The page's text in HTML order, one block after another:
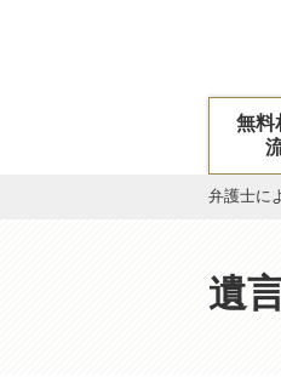
無料
弁護士に
遺